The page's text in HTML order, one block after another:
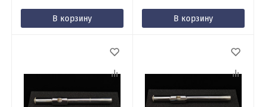
В корзину В корзину